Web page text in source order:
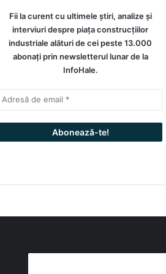
Fii la curent cu ultimele știri, analize și
interviuri despre piața construcțiilor
industriale alături de cei peste 13.000
abonați prin newsletterul lunar de la
InfoHale.